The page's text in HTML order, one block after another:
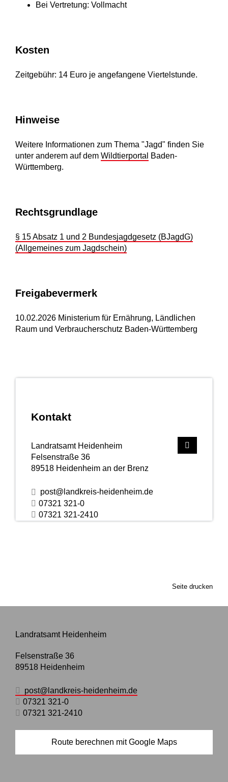
Kontakt
Landratsamt Heidenheim
Felsenstraße 36
89518 Heidenheim an der Brenz
post@landkreis-heidenheim.de
07321 321-0
07321 321-2410
Bei Vertretung: Vollmacht
Kosten
Zeitgebühr: 14 Euro je angefangene Viertelstunde.
Hinweise
Weitere Informationen zum Thema "Jagd" finden Sie
unter anderem auf dem Wildtierportal Baden-
Württemberg.
Rechtsgrundlage
§ 15 Absatz 1 und 2 Bundesjagdgesetz (BJagdG)
(Allgemeines zum Jagdschein)
Freigabevermerk
10.02.2026 Ministerium für Ernährung, Ländlichen
Raum und Verbraucherschutz Baden-Württemberg
Seite drucken
Landratsamt Heidenheim
Felsenstraße 36
89518 Heidenheim
post@landkreis-heidenheim.de
07321 321-0
07321 321-2410
Route berechnen mit Google Maps